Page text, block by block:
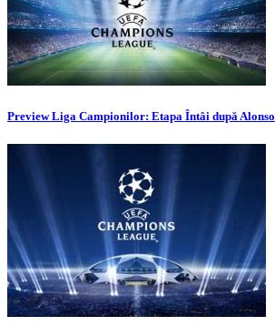
Preview Liga Campionilor: Etapa Întâi după Alonso